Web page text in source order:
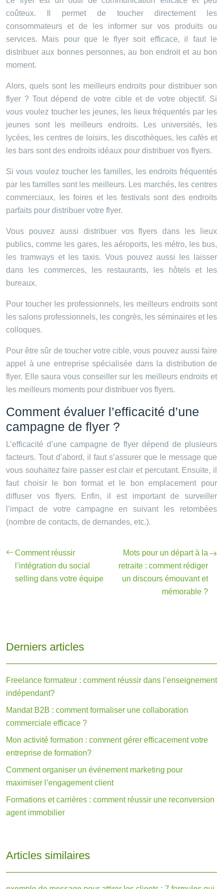
coûteux. Il permet de toucher directement les
consommateurs et de les informer sur vos produits ou
services. Mais pour que le flyer soit efficace, il faut le
distribuer aux bonnes personnes, au bon endroit et au bon
moment.
Alors, quels sont les meilleurs endroits pour distribuer son
flyer ? Tout dépend de votre cible et de votre objectif. Si
vous voulez toucher les jeunes, les lieux fréquentés par les
jeunes sont les meilleurs endroits. Les universités, les
lycées, les centres de loisirs, les discothèques, les cafés et
les bars sont des endroits idéaux pour distribuer vos flyers.
Si vous voulez toucher les familles, les endroits fréquentés
par les familles sont les meilleurs. Les marchés, les centres
commerciaux, les foires et les festivals sont des endroits
parfaits pour distribuer votre flyer.
Vous pouvez aussi distribuer vos flyers dans les lieux
publics, comme les gares, les aéroports, les métro, les bus,
les tramways et les taxis. Vous pouvez aussi les laisser
dans les commerces, les restaurants, les hôtels et les
bureaux.
Pour toucher les professionnels, les meilleurs endroits sont
les salons professionnels, les congrès, les séminaires et les
colloques.
Pour être sûr de toucher votre cible, vous pouvez aussi faire
appel à une entreprise spécialisée dans la distribution de
flyer. Elle saura vous conseiller sur les meilleurs endroits et
les meilleurs moments pour distribuer vos flyers.
Comment évaluer l’efficacité d’une
campagne de flyer ?
L’efficacité d’une campagne de flyer dépend de plusieurs
facteurs. Tout d’abord, il faut s’assurer que le message que
vous souhaitez faire passer est clair et percutant. Ensuite, il
faut choisir le bon format et le bon emplacement pour
diffuser vos flyers. Enfin, il est important de surveiller
l’impact de votre campagne en suivant les retombées
(nombre de contacts, de demandes, etc.).
Comment réussir
l’intégration du social
selling dans votre équipe
Mots pour un départ à la
retraite : comment rédiger
un discours émouvant et
mémorable ?
Derniers articles
Freelance formateur : comment réussir dans l’enseignement
indépendant?
Mandat B2B : comment formaliser une collaboration
commerciale efficace ?
Mon activité formation : comment gérer efficacement votre
entreprise de formation?
Comment organiser un événement marketing pour
maximiser l’engagement client
Formations et carrières : comment réussir une reconversion
agent immobilier
Articles similaires